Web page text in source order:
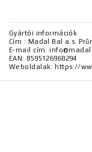
Gyártói információk
Cím : Madal Bal a.s.
E-mail cím:
EAN: 8595126968294
Weboldalak: https://